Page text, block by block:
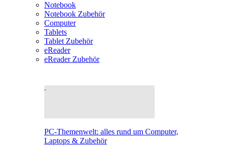
Notebook
Notebook Zubehör
Computer
Tablets
Tablet Zubehör
eReader
eReader Zubehör
PC-Themenwelt: alles rund um Computer,
Laptops & Zubehör